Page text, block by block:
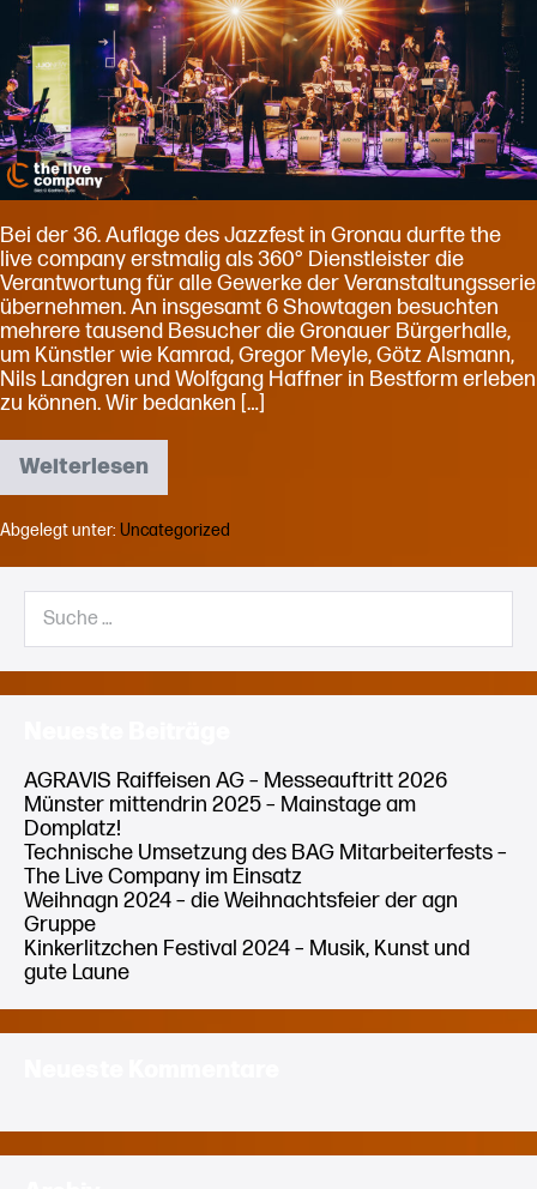
als
360°
Dienstleister
Bei der 36. Auflage des Jazzfest in Gronau durfte the
live company erstmalig als 360° Dienstleister die
Verantwortung für alle Gewerke der Veranstaltungsserie
übernehmen. An insgesamt 6 Showtagen besuchten
mehrere tausend Besucher die Gronauer Bürgerhalle,
um Künstler wie Kamrad, Gregor Meyle, Götz Alsmann,
Nils Landgren und Wolfgang Haffner in Bestform erleben
zu können. Wir bedanken […]
Weiterlesen
36.
Jazzfest
in
Gronau
setzt
als
360°
Dienstleister
Abgelegt unter: Uncategorized
Suche
nach:
AGRAVIS Raiffeisen AG – Messeauftritt 2026
Münster mittendrin 2025 – Mainstage am
Domplatz!
Technische Umsetzung des BAG Mitarbeiterfests –
The Live Company im Einsatz
Weihnagn 2024 – die Weihnachtsfeier der agn
Gruppe
Kinkerlitzchen Festival 2024 – Musik, Kunst und
gute Laune